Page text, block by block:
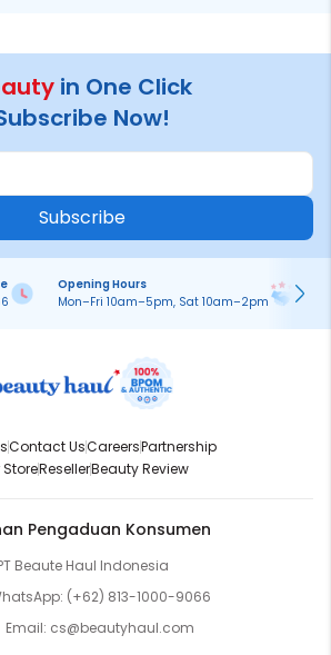
in One Click
Now!
Subscribe
Opening Hours
Mon–Fri 10am–5pm, Sat 10am–2pm
Contact UsCareersPartnership
StoreResellerBeauty Review
Pengaduan Konsumen
Beaute Haul Indonesia
(+62) 813-1000-9066
Email: cs@beautyhaul.com